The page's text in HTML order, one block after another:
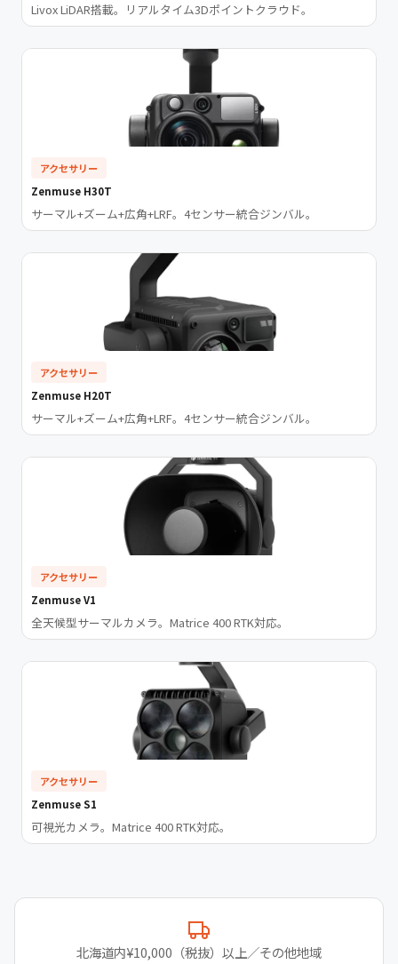
Livox LiDAR搭載。リアルタイム3Dポイントクラウド。
アクセサリー
Zenmuse H30T
サーマル+ズーム+広角+LRF。4センサー統合ジンバル。
アクセサリー
Zenmuse H20T
サーマル+ズーム+広角+LRF。4センサー統合ジンバル。
アクセサリー
Zenmuse V1
全天候型サーマルカメラ。Matrice 400 RTK対応。
アクセサリー
Zenmuse S1
可視光カメラ。Matrice 400 RTK対応。
北海道内¥10,000（税抜）以上／その他地域